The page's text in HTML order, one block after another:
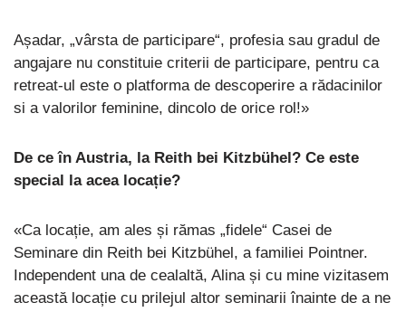
Așadar, „vârsta de participare“, profesia sau gradul de
angajare nu constituie criterii de participare, pentru ca
retreat-ul este o platforma de descoperire a rădacinilor
si a valorilor feminine, dincolo de orice rol!»
De ce în Austria, la Reith bei Kitzbühel? Ce este
special la acea locație?
«Ca locație, am ales și rămas „fidele“ Casei de
Seminare din Reith bei Kitzbühel, a familiei Pointner.
Independent una de cealaltă, Alina și cu mine vizitasem
această locație cu prilejul altor seminarii înainte de a ne